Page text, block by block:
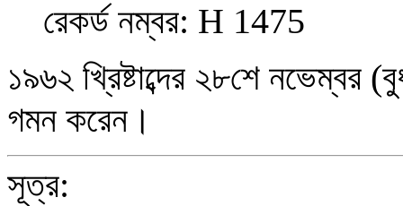
রেকর্ড নম্বর: H 1475
১৯৬২ খ্রিষ্টাব্দের ২৮শে নভেম্বর
গমন করেন।
সূত্র: